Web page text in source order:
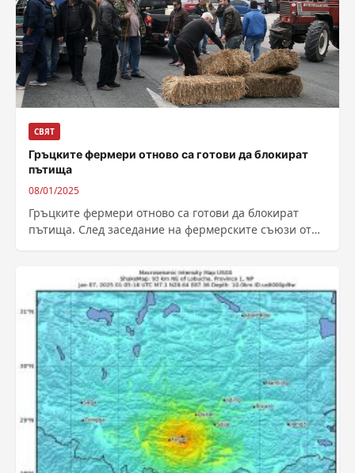
СВЯТ
Гръцките фермери отново са готови да блокират
пътища
08/01/2025
Гръцките фермери отново са готови да блокират
пътища. След заседание на фермерските съюзи от